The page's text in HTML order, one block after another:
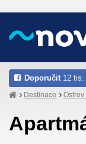
Doporučit 12 tis.
Destinace